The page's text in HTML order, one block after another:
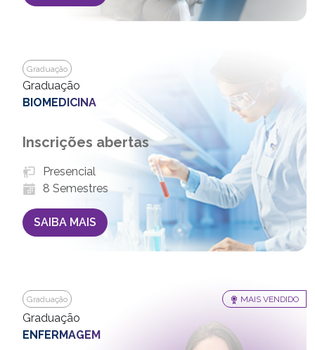
Graduação
Graduação
BIOMEDICINA
Inscrições abertas
Presencial
8 Semestres
SAIBA MAIS
Graduação MAIS VENDIDO
Graduação
ENFERMAGEM